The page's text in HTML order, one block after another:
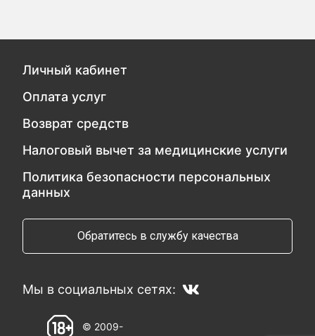
Личный кабинет
Оплата услуг
Возврат средств
Налоговый вычет за медицинские услуги
Политика безопасности персональных
данных
Обратитесь в службу качества
Мы в социальных сетях:
© 2009-